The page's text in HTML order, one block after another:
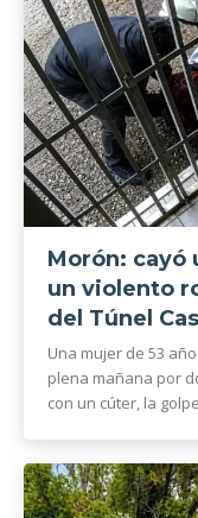
Morón: cayó
un violento
del Túnel
Una mujer de 53
plena mañana por
con un cúter, la